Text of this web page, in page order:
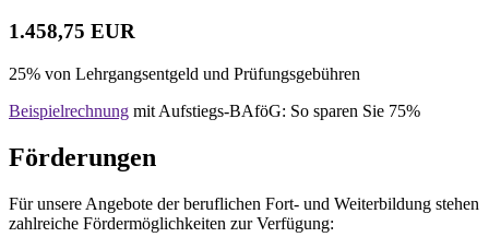
1.458,75 EUR
25% von Lehrgangsentgeld und Prüfungsgebühren
Beispielrechnung mit Aufstiegs-BAföG: So sparen Sie 75%
Förderungen
Für unsere Angebote der beruflichen Fort- und Weiterbildung stehen
zahlreiche Fördermöglichkeiten zur Verfügung: